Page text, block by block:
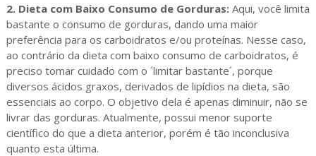
2. Dieta com Baixo Consumo de Gorduras:Aqui, você limita
bastante o consumo de gorduras, dando uma maior
preferência para os carboidratos e/ou proteínas. Nesse caso,
ao contrário da dieta com baixo consumo de carboidratos, é
preciso tomar cuidado com o ´limitar bastante´, porque
diversos ácidos graxos, derivados de lipídios na dieta, são
essenciais ao corpo. O objetivo dela é apenas diminuir, não se
livrar das gorduras. Atualmente, possui menor suporte
científico do que a dieta anterior, porém é tão inconclusiva
quanto esta última.